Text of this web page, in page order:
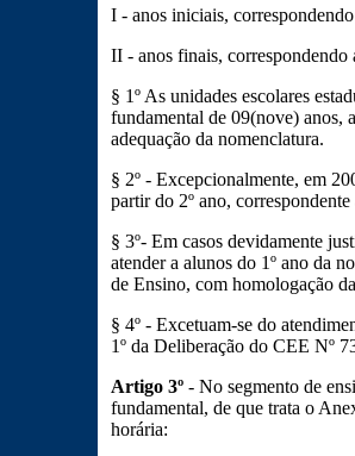
I - anos iniciais,
II - anos finais, correspondendo
§ 1º As unidades escolares
fundamental de 09(nove) anos,
adequação da nomenclatura.
§ 2º - Excepcionalmente, em
partir do 2º ano,
§ 3º- Em casos devidamente
atender a alunos do 1º ano da
de Ensino, com homologação
§ 4º - Excetuam-se do
1º da Deliberação do CEE Nº
Artigo 3º- No segmento de
fundamental, de que trata o
horária: